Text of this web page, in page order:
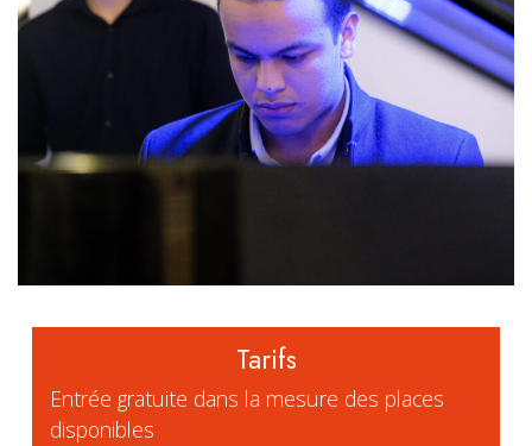
Tarifs
Entrée gratuite dans la mesure des places
disponibles